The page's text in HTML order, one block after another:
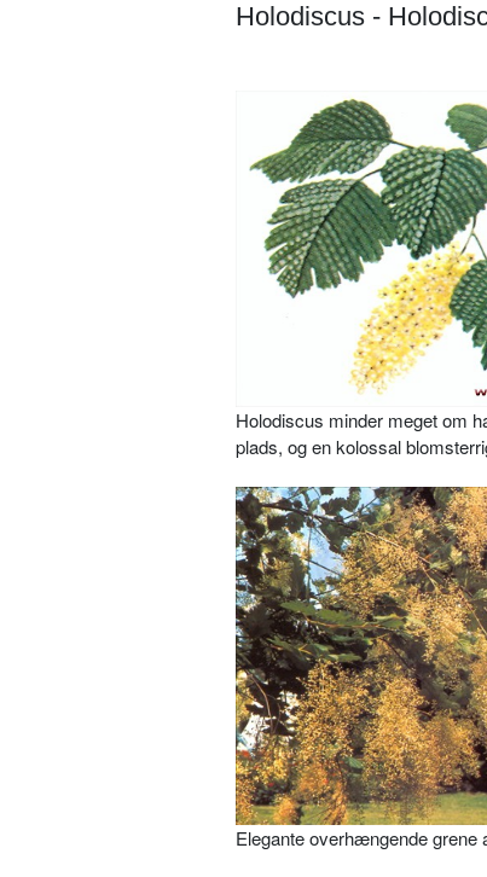
Holodiscus -
Holodiscus minder meget om
plads, og en kolossal
Elegante overhængende